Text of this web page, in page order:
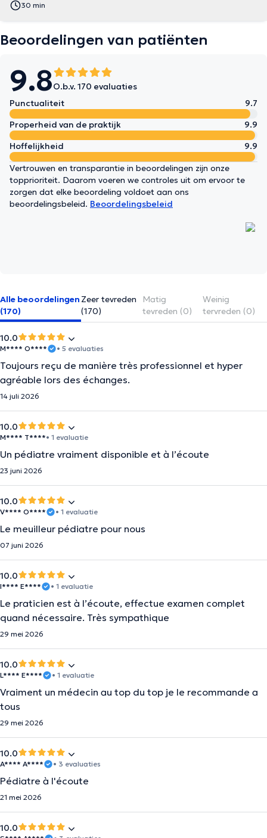
30 min
Beoordelingen van patiënten
9.8O.b.v. 170 evaluaties
Punctualiteit
9.7
Properheid van de praktijk
9.9
Hoffelijkheid
9.9
Vertrouwen en transparantie in beoordelingen zijn onze
topprioriteit. Daarom voeren we controles uit om ervoor te
zorgen dat elke beoordeling voldoet aan ons
beoordelingsbeleid. Beoordelingsbeleid
Alle beoordelingen
(170)
Zeer tevreden
(170)
Matig
tevreden (0)
Weinig
tervreden (0)
10.0
M**** O**** • 5 evaluaties
Toujours reçu de manière très professionnel et hyper
agréable lors des échanges.
14 juli 2026
10.0
M**** T****• 1 evaluatie
Un pédiatre vraiment disponible et à l’écoute
23 juni 2026
10.0
V**** O**** • 1 evaluatie
Le meuilleur pédiatre pour nous
07 juni 2026
10.0
I**** E**** • 1 evaluatie
Le praticien est à l’écoute, effectue examen complet
quand nécessaire. Très sympathique
29 mei 2026
10.0
L**** E**** • 1 evaluatie
Vraiment un médecin au top du top je le recommande a
tous
29 mei 2026
10.0
A**** A**** • 3 evaluaties
Pédiatre à l'écoute
21 mei 2026
10.0